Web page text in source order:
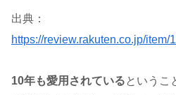
出典：
https://review.rakuten.co.jp/
10年も愛用されている というこ